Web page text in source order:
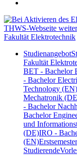
Fakultät Elektrotechnik
Studienangebot
Fakultät
BET - Bachelor
- Bachelor
Technology
Mechatronik
- Bachelor
Bachelor
und
(DE)IRO -
(EN)Erstsemester
Studierende